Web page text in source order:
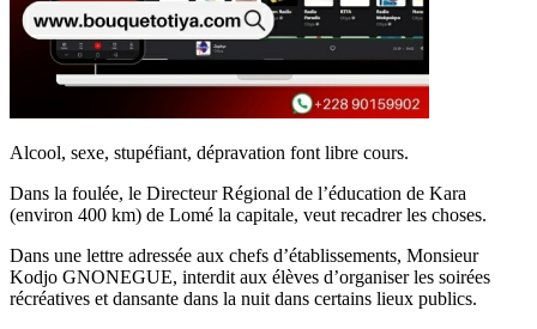
Alcool, sexe, stupéfiant, dépravation font libre cours.
Dans la foulée, le Directeur Régional de l’éducation de Kara
(environ 400 km) de Lomé la capitale, veut recadrer les choses.
Dans une lettre adressée aux chefs d’établissements, Monsieur
Kodjo GNONEGUE, interdit aux élèves d’organiser les soirées
récréatives et dansante dans la nuit dans certains lieux publics.